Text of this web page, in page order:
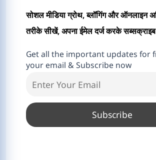
सोशल मीडिया ग्रोथ, ब्लॉगिंग और ऑनलाइन
तरीके सीखें, अपना ईमेल दर्ज करके
Get all the important updates for
your email & Subscribe now